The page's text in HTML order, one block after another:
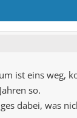
ist eins weg,
so.
dabei, was